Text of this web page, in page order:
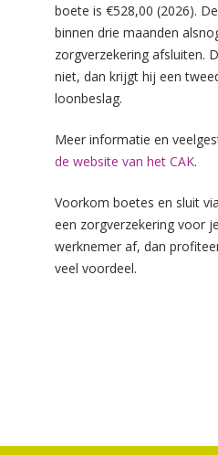
boete is €528,00 (2026).
binnen drie maanden
zorgverzekering afsluiten.
niet, dan krijgt hij een
loonbeslag.
Meer informatie en
de website van het CAK.
Voorkom boetes en sluit
een zorgverzekering voor
werknemer af, dan
veel voordeel.